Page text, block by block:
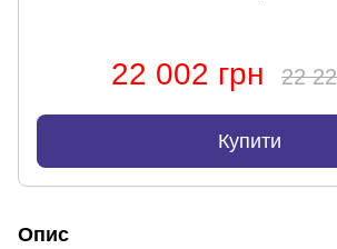
22 002 грн 22
Купити
Опис